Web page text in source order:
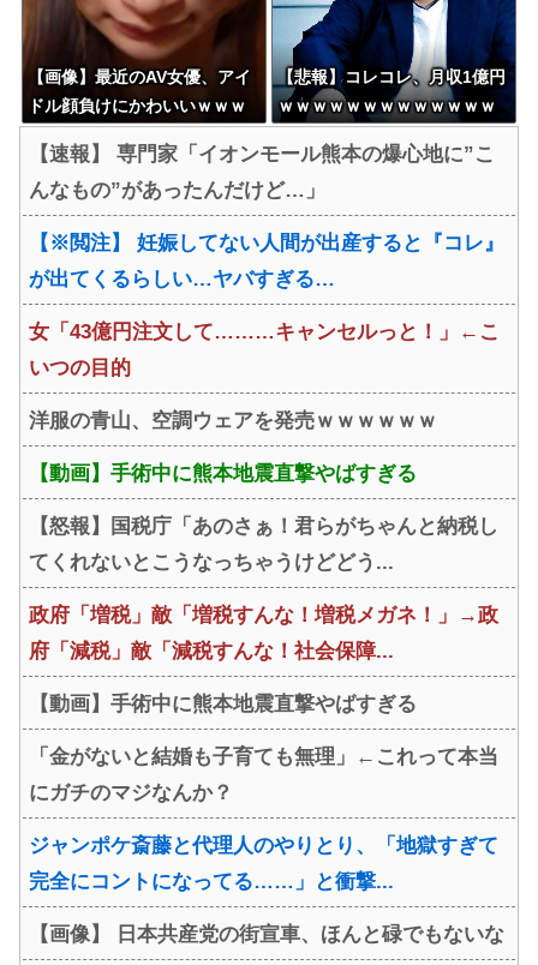
【画像】最近のAV女優、アイ
ドル顔負けにかわいいｗｗｗ
【悲報】コレコレ、月収1億円
ｗｗｗｗｗｗｗｗｗｗｗｗｗ
【速報】 専門家「イオンモール熊本の爆心地に”こ
んなもの”があったんだけど…」
【※閲注】 妊娠してない人間が出産すると『コレ』
が出てくるらしい…ヤバすぎる…
女「43億円注文して………キャンセルっと！」←こ
いつの目的
洋服の青山、空調ウェアを発売ｗｗｗｗｗｗ
【動画】手術中に熊本地震直撃やばすぎる
【怒報】国税庁「あのさぁ！君らがちゃんと納税し
てくれないとこうなっちゃうけどどう...
政府「増税」敵「増税すんな！増税メガネ！」→政
府「減税」敵「減税すんな！社会保障...
【動画】手術中に熊本地震直撃やばすぎる
「金がないと結婚も子育ても無理」←これって本当
にガチのマジなんか？
ジャンポケ斎藤と代理人のやりとり、「地獄すぎて
完全にコントになってる……」と衝撃...
【画像】 日本共産党の街宣車、ほんと碌でもないな